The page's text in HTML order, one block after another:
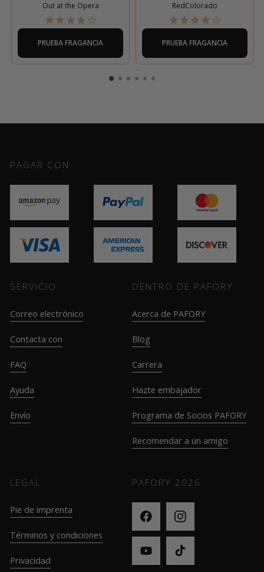
Out at the Opera
PRUEBA FRAGANCIA
RedColorado
PRUEBA FRAGANCIA
PAGAR CON
SERVICIO
Correo electrónico
Contacta con
FAQ
Ayuda
Envío
DENTRO DE PAFORY
Acerca de PAFORY
Blog
Carrera
Hazte embajador
Programa de Socios PAFORY
Recomendar a un amigo
LEGAL
Pie de imprenta
Términos y condiciones
Privacidad
PAFORY 2026